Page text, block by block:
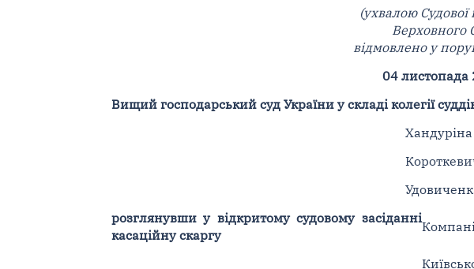
(ухвалою
Верховного
відмовлено у
04 листопада
Вищий господарський суд України у складі колегії
розглянувши у відкритому судовому засіданні
касаційну скаргу